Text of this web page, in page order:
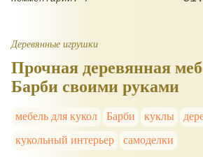
Деревянные игрушки
Прочная деревянная
Барби своими руками
мебель для кукол Барби куклы
кукольный интерьер
самоделки